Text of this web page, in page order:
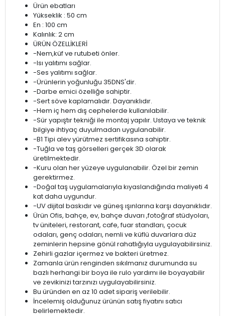
Ürün ebatları
Yükseklik : 50 cm
En : 100 cm
Kalınlık: 2 cm
ÜRÜN ÖZELLİKLERİ
-Nem,küf ve rutubeti önler.
-Isı yalıtımı sağlar.
-Ses yalıtımı sağlar.
-Ürünlerin yoğunluğu 35DNS'dir.
-Darbe emici özelliğe sahiptir.
-Sert söve kaplamalıdır. Dayanıklıdır.
-Hem iç hem dış cephelerde kullanılabilir.
-Sür yapıştır tekniği ile montaj yapılır. Ustaya ve teknik
bilgiye ihtiyaç duyulmadan uygulanabilir.
-B1 Tipi alev yürütmez sertifikasına sahiptir.
-Tuğla ve taş görselleri gerçek 3D olarak
üretilmektedir.
-Kuru olan her yüzeye uygulanabilir. Özel bir zemin
gerektirmez.
-Doğal taş uygulamalarıyla kıyaslandığında maliyeti 4
kat daha uygundur.
-UV dijital baskıdır ve güneş ışınlarına karşı dayanıklıdır.
Ürün Ofis, bahçe, ev, bahçe duvarı ,fotoğraf stüdyoları,
tv üniteleri, restorant, cafe, fuar standları, çocuk
odaları, genç odaları, nemli ve küflü duvarlara düz
zeminlerin hepsine gönül rahatlığıyla uygulayabilirsiniz.
Zehirli gazlar içermez ve bakteri üretmez.
Zamanla ürün renginden sıkılmanız durumunda su
bazlı herhangi bir boya ile rulo yardımı ile boyayabilir
ve zevikinizi tarzınızı uygulayabilirsiniz.
Bu üründen en az 10 adet sipariş verilebilir.
İncelemiş olduğunuz ürünün satış fiyatını satıcı
belirlemektedir.